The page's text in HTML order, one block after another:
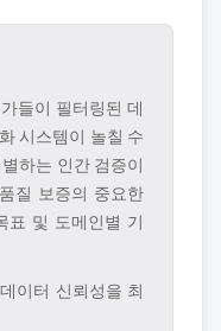
들이 필터링된 데
시스템이 놀칠 수
하는 인간 검증이
질 보증의 중요한
표 및 도메인별 기
이터 신뢰성을 최